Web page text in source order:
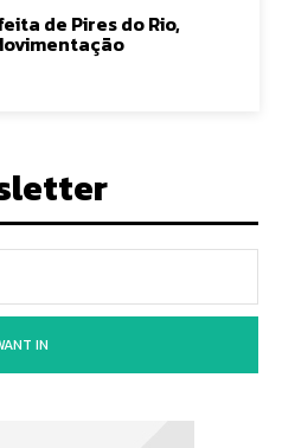
de Pires do Rio,
IN